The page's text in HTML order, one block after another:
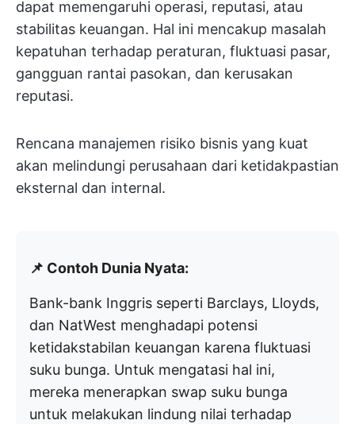
dapat memengaruhi operasi, reputasi, atau
stabilitas keuangan. Hal ini mencakup masalah
kepatuhan terhadap peraturan, fluktuasi pasar,
gangguan rantai pasokan, dan kerusakan
reputasi.
Rencana manajemen risiko bisnis yang kuat
akan melindungi perusahaan dari ketidakpastian
eksternal dan internal.
📌 Contoh Dunia Nyata:
Bank-bank Inggris seperti Barclays, Lloyds,
dan NatWest menghadapi potensi
ketidakstabilan keuangan karena fluktuasi
suku bunga. Untuk mengatasi hal ini,
mereka menerapkan swap suku bunga
untuk melakukan lindung nilai terhadap